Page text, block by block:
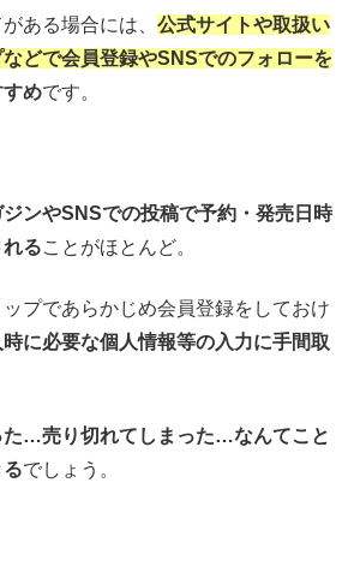
ある場合には、 公式サイトや取扱い
どで会員登録やSNSでのフォローを
すめです。
ジンやSNSでの投稿で予約・発売日時
ることがほとんど。
プであらかじめ会員登録をしておけ
に必要な個人情報等の入力に手間取
た…売り切れてしまった…なんてこと
でしょう。